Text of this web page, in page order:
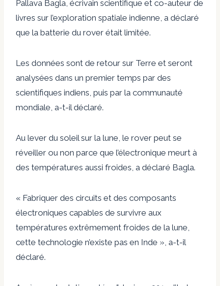
Pallava Bagla, écrivain scientifique et co-auteur de
livres sur l’exploration spatiale indienne, a déclaré
que la batterie du rover était limitée.
Les données sont de retour sur Terre et seront
analysées dans un premier temps par des
scientifiques indiens, puis par la communauté
mondiale, a-t-il déclaré.
Au lever du soleil sur la lune, le rover peut se
réveiller ou non parce que l’électronique meurt à
des températures aussi froides, a déclaré Bagla.
« Fabriquer des circuits et des composants
électroniques capables de survivre aux
températures extrêmement froides de la lune,
cette technologie n’existe pas en Inde », a-t-il
déclaré.